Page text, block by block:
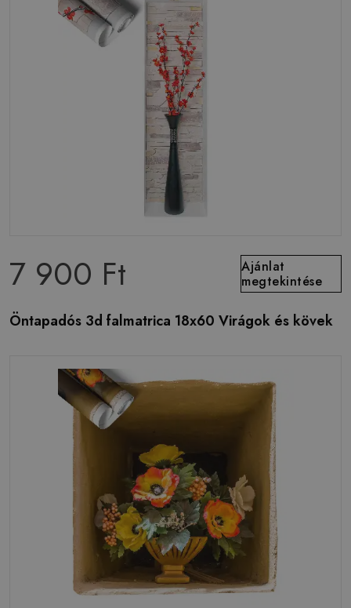
7 900 Ft
Ajánlat
megtekintése
Öntapadós 3d falmatrica 18x60 Virágok és kövek